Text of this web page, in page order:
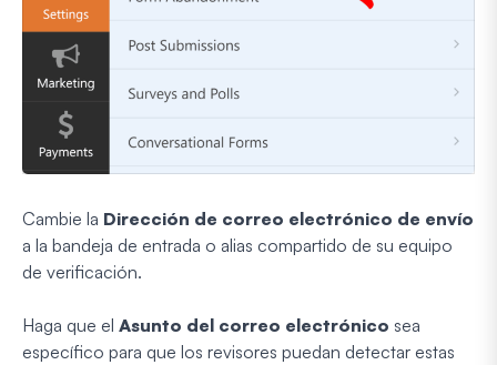
Cambie la Dirección de correo electrónico de envío
a la bandeja de entrada o alias compartido de su equipo
de verificación.
Haga que el Asunto del correo electrónico sea
específico para que los revisores puedan detectar estas